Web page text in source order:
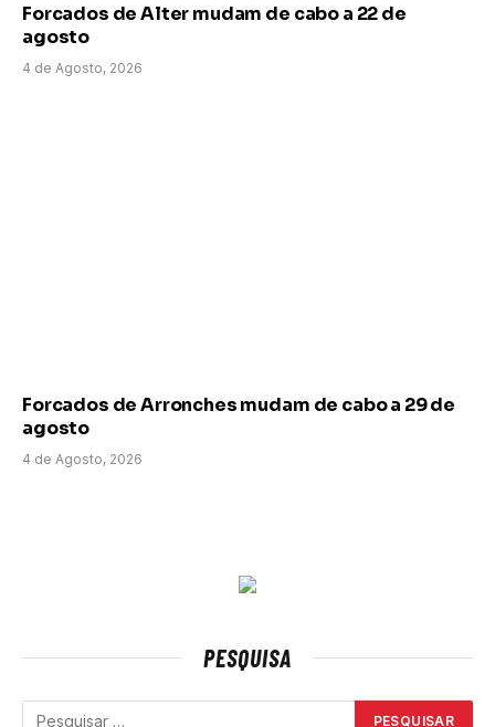
Forcados de Alter mudam de cabo a 22 de
agosto
4 de Agosto, 2026
Forcados de Arronches mudam de cabo a 29 de
agosto
4 de Agosto, 2026
PESQUISA